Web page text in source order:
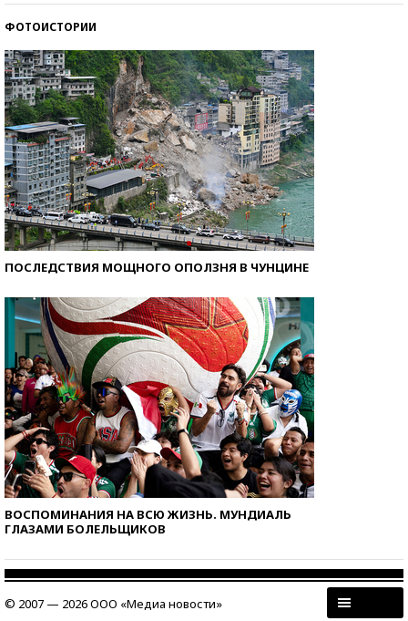
ФОТОИСТОРИИ
ПОСЛЕДСТВИЯ МОЩНОГО ОПОЛЗНЯ В ЧУНЦИНЕ
ВОСПОМИНАНИЯ НА ВСЮ ЖИЗНЬ. МУНДИАЛЬ
ГЛАЗАМИ БОЛЕЛЬЩИКОВ
© 2007 — 2026 ООО «Медиа новости»